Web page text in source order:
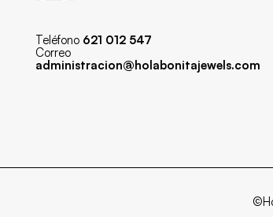
Teléfono 621 012 547
Correo
administracion@holabonitajewels.com